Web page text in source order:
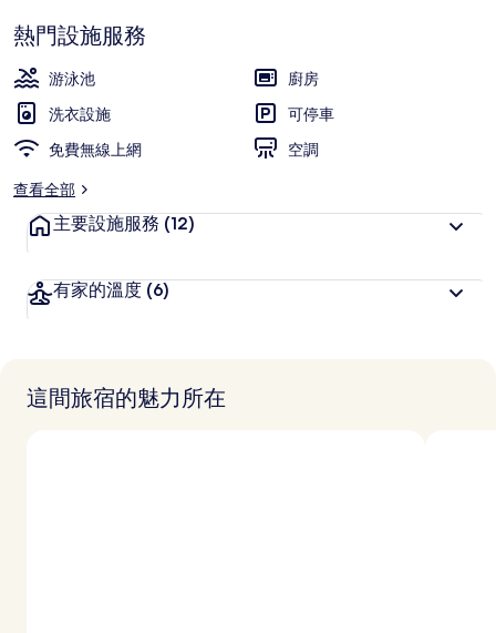
熱門設施服務
游泳池
廚房
洗衣設施
可停車
免費無線上網
空調
查看全部
主要設施服務 (12)
有家的溫度 (6)
這間旅宿的魅力所在